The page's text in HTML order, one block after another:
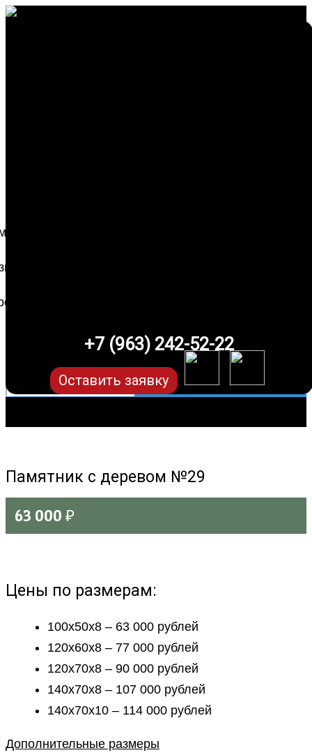
+7 (963) 242-52-22
Оставить заявку
Памятник с деревом №29
63 000 ₽
Цены по размерам:
100х50х8 – 63 000 рублей
120х60х8 – 77 000 рублей
120х70х8 – 90 000 рублей
140х70х8 – 107 000 рублей
140х70х10 – 114 000 рублей
Дополнительные размеры